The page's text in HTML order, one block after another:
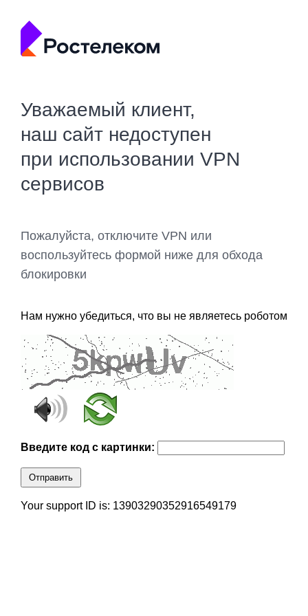
Уважаемый клиент,
наш сайт недоступен
при использовании VPN
сервисов
Пожалуйста, отключите VPN или
воспользуйтесь формой ниже для обхода
блокировки
Нам нужно убедиться, что вы не являетесь роботом
Введите код с картинки:
Отправить
Your support ID is: 13903290352916549179